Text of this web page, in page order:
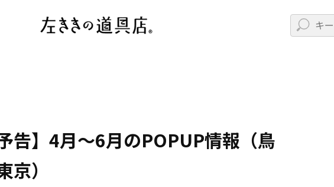
告】4月〜6月のPOPUP情報（鳥
）